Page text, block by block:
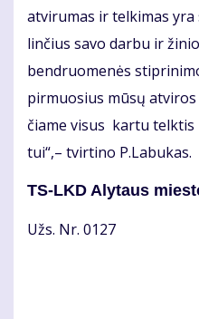
at­vi­ru­mas ir tel­ki­mas
lin­čius sa­vo dar­bu ir
ben­druo­me­nės
pir­muo­sius mū­sų
čia­me vi­sus kartu
tui“,– tvirtino P.La­bu­kas.
TS-LKD Aly­taus
Užs. Nr. 0127